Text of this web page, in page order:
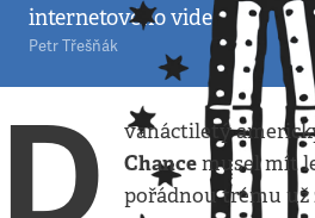
internetového videa
Petr Třešňák
D vanáctiletý
Chancemusel mít
pořádnou trému už